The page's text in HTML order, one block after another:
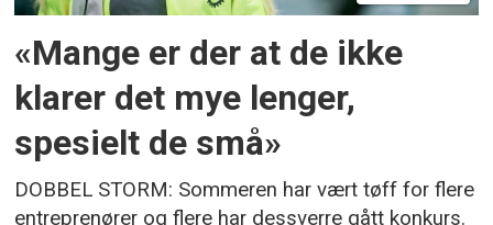
«Mange er der at de ikke
klarer det mye lenger,
spesielt de små»
DOBBEL STORM: Sommeren har vært tøff for flere
entreprenører og flere har dessverre gått konkurs.